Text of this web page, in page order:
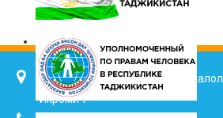
734025, г. Душанбе, улица Джалол
Икроми 7